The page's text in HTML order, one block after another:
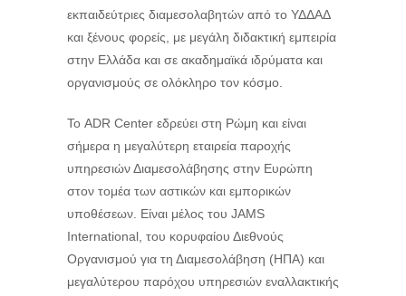
εκπαιδεύτριες διαμεσολαβητών από το ΥΔΔΑΔ
και ξένους φορείς, με μεγάλη διδακτική εμπειρία
στην Ελλάδα και σε ακαδημαϊκά ιδρύματα και
οργανισμούς σε ολόκληρο τον κόσμο.
Το ADR Center εδρεύει στη Ρώμη και είναι
σήμερα η μεγαλύτερη εταιρεία παροχής
υπηρεσιών Διαμεσολάβησης στην Ευρώπη
στον τομέα των αστικών και εμπορικών
υποθέσεων. Είναι μέλος του JAMS
International, του κορυφαίου Διεθνούς
Οργανισμού για τη Διαμεσολάβηση (ΗΠΑ) και
μεγαλύτερου παρόχου υπηρεσιών εναλλακτικής